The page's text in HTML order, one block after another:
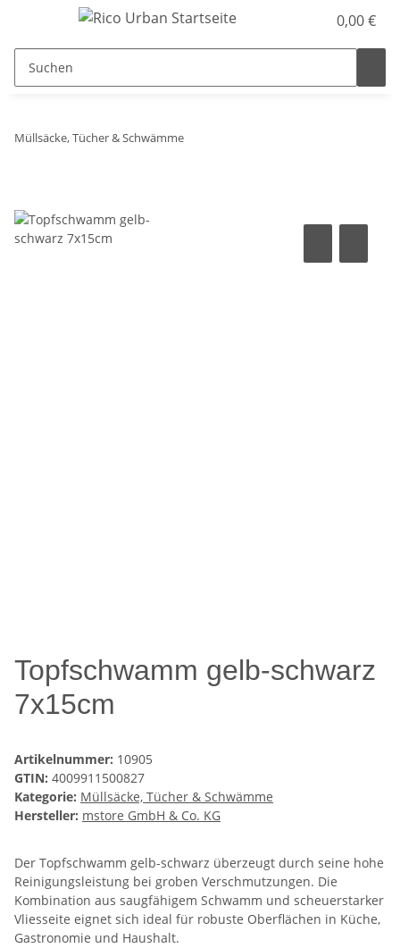
0,00 €
Müllsäcke, Tücher & Schwämme
Topfschwamm gelb-schwarz
7x15cm
Artikelnummer: 10905
GTIN: 4009911500827
Kategorie: Müllsäcke, Tücher & Schwämme
Hersteller: mstore GmbH & Co. KG
Der Topfschwamm gelb-schwarz überzeugt durch seine hohe
Reinigungsleistung bei groben Verschmutzungen. Die
Kombination aus saugfähigem Schwamm und scheuerstarker
Vliesseite eignet sich ideal für robuste Oberflächen in Küche,
Gastronomie und Haushalt.